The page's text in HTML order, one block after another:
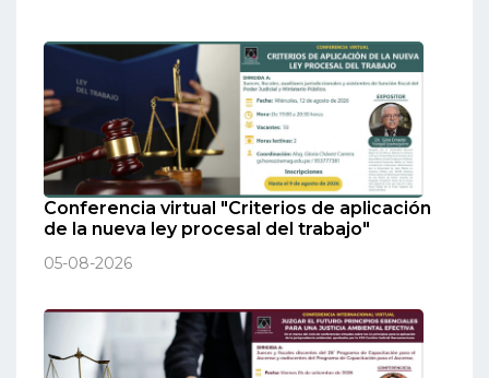
Conferencia virtual "Criterios de aplicación
de la nueva ley procesal del trabajo"
05-08-2026